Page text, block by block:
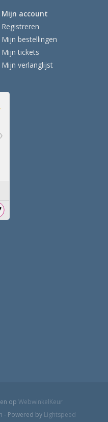
Mijn account
Registreren
Mijn bestellingen
Mijn tickets
Mijn verlanglijst
op WebwinkelKeur
- Powered by Lightspeed